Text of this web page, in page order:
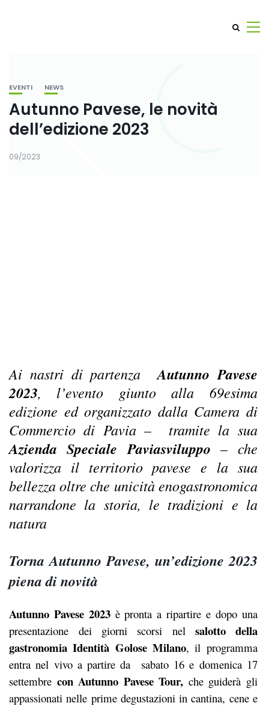
EVENTI NEWS
Autunno Pavese, le novità
dell’edizione 2023
09/2023
Ai nastri di partenza
Autunno Pavese
2023, l’evento giunto alla 69esima
edizione ed organizzato dalla Camera di
Commercio di Pavia – tramite la sua
Azienda Speciale Paviasviluppo – che
valorizza il territorio pavese e la sua
bellezza oltre che unicità enogastronomica
narrandone la storia, le tradizioni e la
natura
Torna Autunno Pavese, un’edizione 2023
piena di novità
Autunno Pavese 2023 è pronta a ripartire e dopo una
presentazione dei giorni scorsi nel salotto della
gastronomia Identità Golose Milano, il programma
entra nel vivo a partire da sabato 16 e domenica 17
settembre con Autunno Pavese Tour, che guiderà gli
appassionati nelle prime degustazioni in cantina, cene e